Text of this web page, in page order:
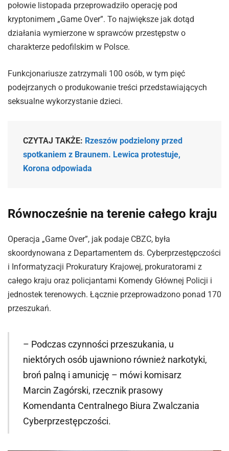
połowie listopada przeprowadziło operację pod
kryptonimem „Game Over”. To największe jak dotąd
działania wymierzone w sprawców przestępstw o
charakterze pedofilskim w Polsce.
Funkcjonariusze zatrzymali 100 osób, w tym pięć
podejrzanych o produkowanie treści przedstawiających
seksualne wykorzystanie dzieci.
CZYTAJ TAKŻE: Rzeszów podzielony przed
spotkaniem z Braunem. Lewica protestuje,
Korona odpowiada
Równocześnie na terenie całego kraju
Operacja „Game Over”, jak podaje CBZC, była
skoordynowana z Departamentem ds. Cyberprzestępczości
i Informatyzacji Prokuratury Krajowej, prokuratorami z
całego kraju oraz policjantami Komendy Głównej Policji i
jednostek terenowych. Łącznie przeprowadzono ponad 170
przeszukań.
– Podczas czynności przeszukania, u
niektórych osób ujawniono również narkotyki,
broń palną i amunicję – mówi komisarz
Marcin Zagórski, rzecznik prasowy
Komendanta Centralnego Biura Zwalczania
Cyberprzestępczości.